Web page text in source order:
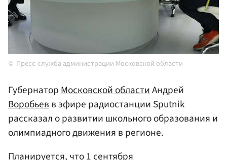
Пресс-служба администрации Московской области
ГубернаторМосковской областиАндрей
Воробьевв эфире радиостанции Sputnik
рассказал о развитии школьного образования и
олимпиадного движения в регионе.
Планируется, что 1 сентября